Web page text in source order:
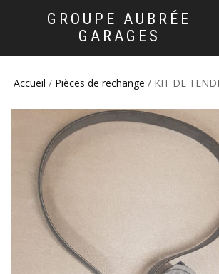
GROUPE AUBRÉE
GARAGES
Accueil / Pièces de rechange / KIT DE